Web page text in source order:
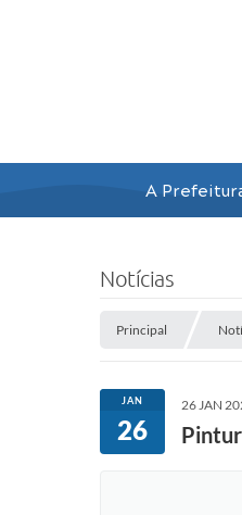
A
Notícias
Principal
JAN
26
26 JAN